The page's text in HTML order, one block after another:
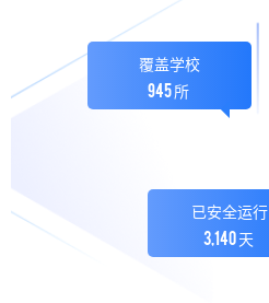
覆盖学校
945所
已安全运行
3140天